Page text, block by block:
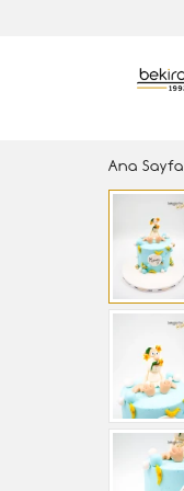
Ana Sayfa